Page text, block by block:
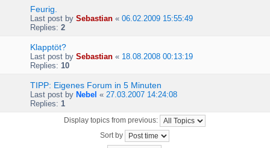
Feurig.
Last post by Sebastian « 06.02.2009 15:55:49
Replies: 2
Klapptöt?
Last post by Sebastian « 18.08.2008 00:13:19
Replies: 10
TIPP: Eigenes Forum in 5 Minuten
Last post by Nebel « 27.03.2007 14:24:08
Replies: 1
Display topics from previous:
Sort by